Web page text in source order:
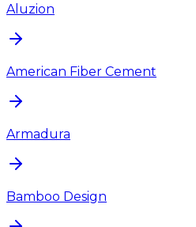
Aluzion
American Fiber Cement
Armadura
Bamboo Design